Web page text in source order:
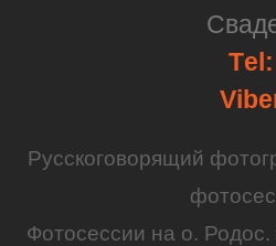
Тel:
Русскоговорящий
Фотосессии на о. Родос.